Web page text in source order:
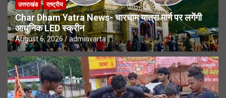
उत्तराखंड राष्ट्रीय
Char Dham Yatra News- चारधाम यात्रा मार्ग पर लगेंगी
आधुनिक LED स्क्रीन
August 6, 2026 adminvarta